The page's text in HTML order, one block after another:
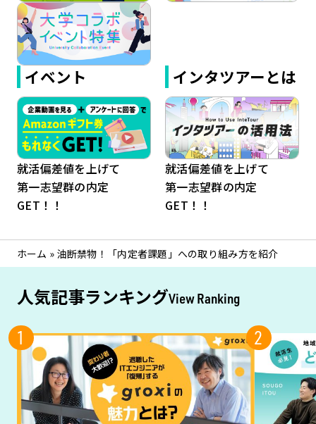
イベント
就活偏差値を上げて
第一志望群の内定
GET！！
インタツアーとは
就活偏差値を上げて
第一志望群の内定
GET！！
ホーム » 油断禁物！「内定者課題」への取り組み方を紹介
人気記事ランキングView Ranking
1 2